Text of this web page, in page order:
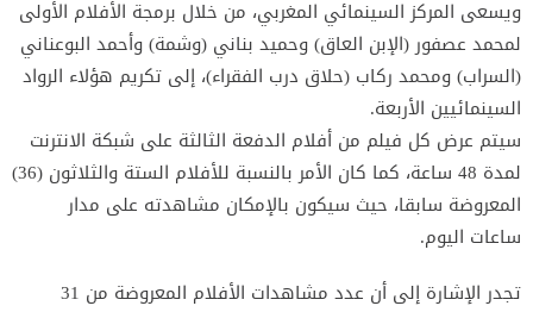
ويسعى المركز السينمائي المغربي، من خلال برمجة الأفلام الأولى
لمحمد عصفور (الإبن العاق) وحميد بناني (وشمة) وأحمد البوعناني
(السراب) ومحمد ركاب (حلاق درب الفقراء)، إلى تكريم هؤلاء الرواد
السينمائيين الأربعة.
سيتم عرض كل فيلم من أفلام الدفعة الثالثة على شبكة الانترنت
لمدة 48 ساعة، كما كان الأمر بالنسبة للأفلام الستة والثلاثون (36)
المعروضة سابقا، حيث سيكون بالإمكان مشاهدته على مدار
ساعات اليوم.
تجدر الإشارة إلى أن عدد مشاهدات الأفلام المعروضة من 31